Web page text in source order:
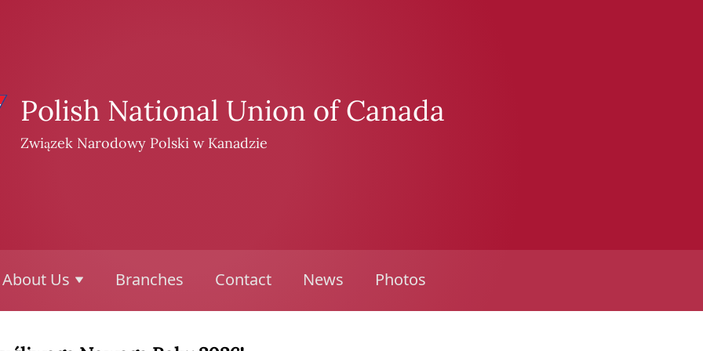
Polish National Union of Canada
Związek Narodowy Polski w Kanadzie
About Us Branches Contact News Photos